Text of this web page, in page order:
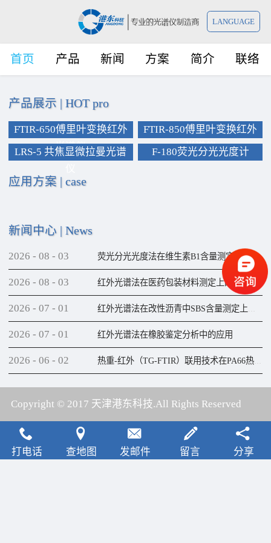
LANGUAGE
首页 产品 新闻 方案 简介 联络
产品展示 HOT pro
FTIR-650傅里叶变换红外
光谱仪
FTIR-850傅里叶变换红外
光谱仪
LRS-5 共焦显微拉曼光谱
F-180荧光分光光度计
应用方案 | case
新闻中心 News
荧光分光光度法在维生素B1含量测定上的应用
2026 - 08 - 03
红外光谱法在医药包装材料测定上的应用
2026 - 08 - 03
红外光谱法在改性沥青中SBS含量测定上的应用
2026 - 07 - 01
红外光谱法在橡胶鉴定分析中的应用
2026 - 07 - 01
热重-红外（TG-FTIR）联用技术在PA66热解研究上的应用
2026 - 06 - 02
Copyright © 2017 天津港东科技.All Rights Reserved
犀牛云提供云计算服务
打电话 查地图 发邮件 留言 分享